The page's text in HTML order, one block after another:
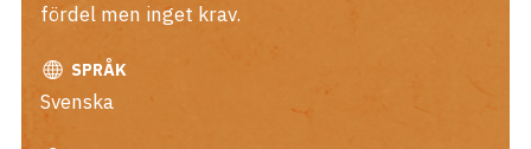
fördel men inget krav.
SPRÅK
Svenska